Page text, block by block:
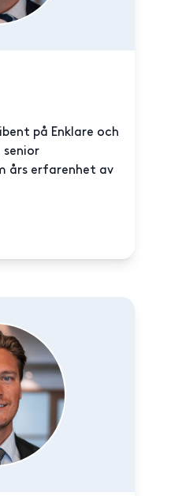
på Enklare och
års erfarenhet av